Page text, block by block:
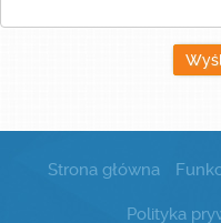
Strona główna
Polityka